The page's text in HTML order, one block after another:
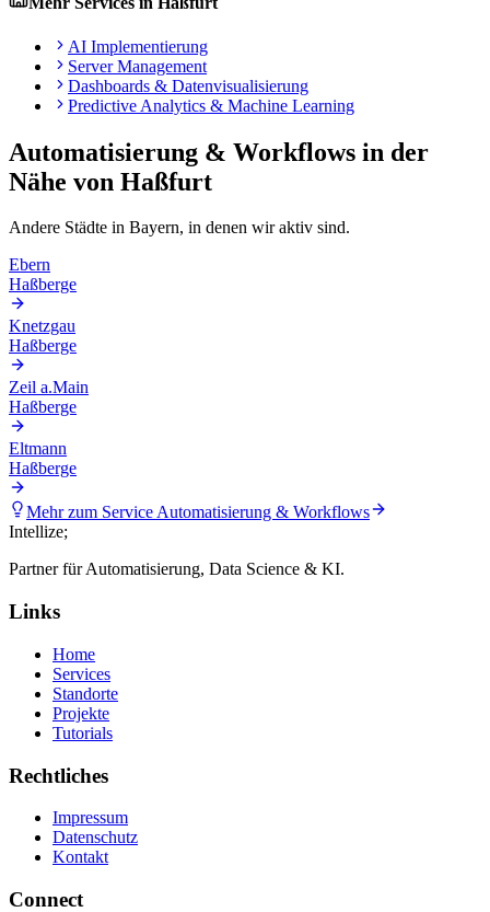
AI Implementierung
Server Management
Dashboards & Datenvisualisierung
Predictive Analytics & Machine Learning
Automatisierung & Workflows in der
Nähe von Haßfurt
Andere Städte in Bayern, in denen wir aktiv sind.
Ebern
Haßberge
Knetzgau
Haßberge
Zeil a.Main
Haßberge
Eltmann
Haßberge
Mehr zum ServiceAutomatisierung & Workflows
Intellize;
Partner für Automatisierung, Data Science & KI.
Links
Home
Services
Standorte
Projekte
Tutorials
Rechtliches
Impressum
Datenschutz
Kontakt
Connect